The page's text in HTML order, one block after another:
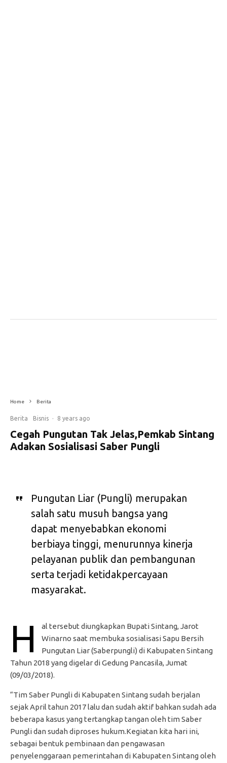
Home Berita
Berita Bisnis · 8 years ago
Cegah Pungutan Tak Jelas,Pemkab Sintang
Adakan Sosialisasi Saber Pungli
Pungutan Liar (Pungli) merupakan
salah satu musuh bangsa yang
dapat menyebabkan ekonomi
berbiaya tinggi, menurunnya kinerja
pelayanan publik dan pembangunan
serta terjadi ketidakpercayaan
masyarakat.
H
al tersebut diungkapkan Bupati Sintang, Jarot
Winarno saat membuka sosialisasi Sapu Bersih
Pungutan Liar (Saberpungli) di Kabupaten Sintang
Tahun 2018 yang digelar di Gedung Pancasila, Jumat
(09/03/2018).
“Tim Saber Pungli di Kabupaten Sintang sudah berjalan
sejak April tahun 2017 lalu dan sudah aktif bahkan sudah ada
beberapa kasus yang tertangkap tangan oleh tim Saber
Pungli dan sudah diproses hukum.Kegiatan kita hari ini,
sebagai bentuk pembinaan dan pengawasan
penyelenggaraan pemerintahan di Kabupaten Sintang oleh